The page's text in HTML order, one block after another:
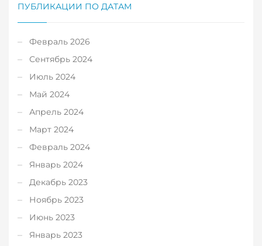
ПУБЛИКАЦИИ ПО ДАТАМ
Февраль 2026
Сентябрь 2024
Июль 2024
Май 2024
Апрель 2024
Март 2024
Февраль 2024
Январь 2024
Декабрь 2023
Ноябрь 2023
Июнь 2023
Январь 2023